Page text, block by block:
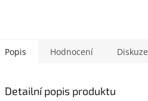
Popis Hodnocení Diskuze
Detailní popis produktu